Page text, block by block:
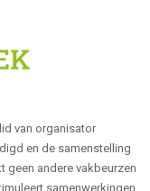
van organisator
en de samenstelling
geen andere vakbeurzen
samenwerkingen